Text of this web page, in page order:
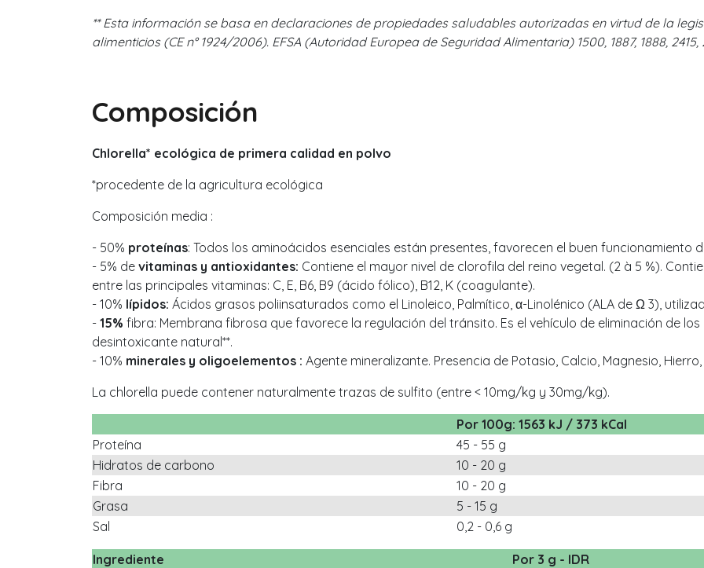
** Esta información se basa en declaraciones de propiedades saludables autorizadas en virtud de la
alimenticios (CE n° 1924/2006). EFSA (Autoridad Europea de Seguridad Alimentaria) 1500, 1887, 1888, 2415,
Composición
Chlorella* ecológica de primera calidad en polvo
*procedente de la agricultura ecológica
Composición media :
- 50% proteínas: Todos los aminoácidos esenciales están presentes, favorecen el buen funcionamiento
- 5% de vitaminas y antioxidantes: Contiene el mayor nivel de clorofila del reino vegetal. (2 à 5 %).
entre las principales vitaminas: C, E, B6, B9 (ácido fólico), B12, K (coagulante).
- 10% lípidos: Ácidos grasos poliinsaturados como el Linoleico, Palmítico, α-Linolénico (ALA de Ω 3),
- 15% fibra: Membrana fibrosa que favorece la regulación del tránsito. Es el vehículo de eliminación de
desintoxicante natural**.
- 10% minerales y oligoelementos : Agente mineralizante. Presencia de Potasio, Calcio, Magnesio, Hierro,
La chlorella puede contener naturalmente trazas de sulfito (entre < 10mg/kg y 30mg/kg).
Por 100g: 1563 kJ / 373 kCal
Proteína
45 - 55 g
Hidratos de carbono
10 - 20 g
Fibra
10 - 20 g
Grasa
5 - 15 g
Sal
0,2 - 0,6 g
Ingrediente
Por 3 g - IDR